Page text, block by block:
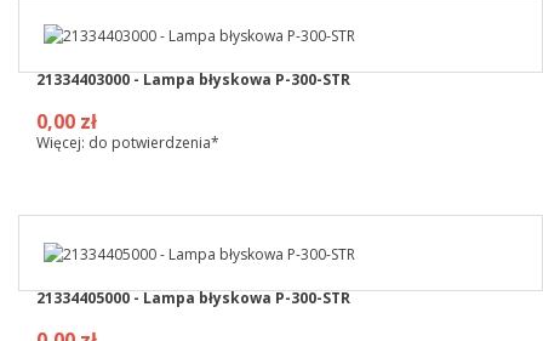
21334403000 - Lampa błyskowa P-300-STR
0,00 zł
Więcej: do potwierdzenia*
21334405000 - Lampa błyskowa P-300-STR